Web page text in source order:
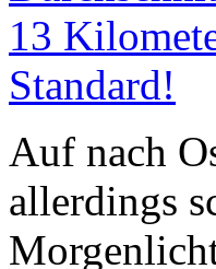
Auf nach
allerdings